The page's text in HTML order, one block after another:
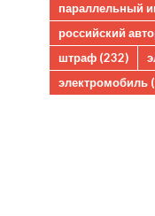
параллельный
российский
штраф (232)
электромобиль